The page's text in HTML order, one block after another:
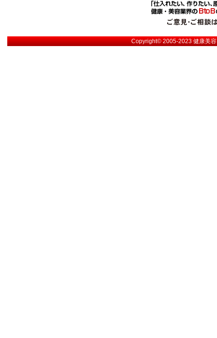
Copyright© 2005-2023健康美